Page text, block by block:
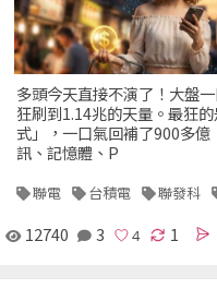
多頭今天直接不演了！大盤
狂刷到1.14兆的天量。最狂
式」，一口氣回補了900多
訊、記憶體、P
聯電 台積電 聯發科
12740 3 1